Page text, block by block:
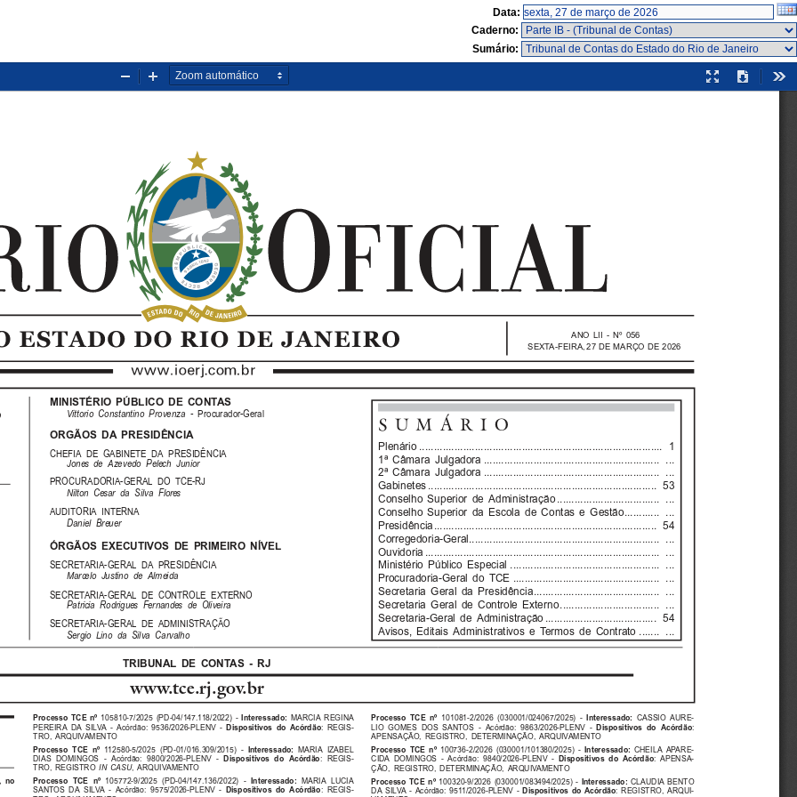
Data:
Caderno:
Sumário:
Modo
de
Download
Diminuir
zoom
Aumentar
zoom
ANO  LII  -  Nº  056
S E X TA - F E I R A , 27  DE  MARÇO  DE  2026
TRIBUNAL  DE  CONTAS  -  RJ
www.tce.rj.gov.br
MINISTÉRIO  PÚBLICO  DE  CONTAS
Vittorio  Constantino  Provenza  - Procurador-Geral
ORGÃOS  DA  PRESIDÊNCIA
CHEFIA DE GABINETE DA PRESIDÊNCIA
Jones  de  Azevedo  Pelech  Junior
PROCURADORIA-GERAL DO TCE-RJ
Nilton  Cesar  da  Silva  Flores
AUDITORIA INTERNA
Daniel  Breuer
ÓRGÃOS  EXECUTIVOS  DE  PRIMEIRO  NÍVEL
SECRETARIA-GERAL DA PRESIDÊNCIA
Marcelo  Justino  de  Almeida
SECRETARIA-GERAL DE CONTROLE EXTERNO
Patricia  Rodrigues  Fernandes  de  Oliveira
SECRETARIA-GERAL DE ADMINISTRAÇÃO
Sergio  Lino  da  Silva  Carvalho
SUMÁRIO
Plenário ...................................................................................  1
1ª  Câmara  Julgadora ............................................................   ...
2ª  Câmara  Julgadora ............................................................   ...
Gabinetes ..............................................................................   53
Conselho  Superior  de  Administração ...................................   ...
Conselho  Superior  da  Escola  de  Contas  e  Gestão............   ...
Presidência ............................................................................   54
Corregedoria-Geral
Ouvidoria ................................................................................   ...
Ministério  Público  Especial ...................................................   ...
Procuradoria-Geral  do  TCE ..................................................   ...
Secretaria  Geral  da  Presidência...........................................   ...
Secretaria  Geral  de  Controle  Externo ..................................   ...
Secretaria-Geral  de  Administração ......................................   54
Avisos,  Editais  Administrativos  e  Termos  de  Contrato .......   ...
no
Processo  TCE  nº 105810-7/2025  (PD-04/147.118/2022)  - Interessado: MARCIA  REGINA
PEREIRA  DA  SILVA  -  Acórdão:  9536/2026-PLENV  - Dispositivos  do  Acórdão:  REGIS-
TRO,  ARQUIVAMENTO
Processo  TCE  nº
112580-5/2025  (PD-01/016.309/2015)  - Interessado: MARIA  IZABEL
DIAS  DOMINGOS  -  Acórdão:  9800/2026-PLENV  - Dispositivos  do  Acórdão:  REGIS-
TRO,  REGISTRO IN CASU,  ARQUIVAMENTO
Processo  TCE  nº
105772-9/2025  (PD-04/147.136/2022)  - Interessado: MARIA  LUCIA
SANTOS  DA  SILVA  -  Acórdão:  9575/2026-PLENV  -
Dispositivos  do  Acórdão:  REGIS-
Processo  TCE  nº 101081-2/2026  (030001/024067/2025)  - Interessado: CASSIO  AURE-
LIO  GOMES  DOS  SANTOS  -  Acórdão:  9863/2026-PLENV  - Dispositivos  do  Acórdão:
APENSAÇÃO,  REGISTRO,  DETERMINAÇÃO,  ARQUIVAMENTO
Processo  TCE  nº 100736-2/2026  (030001/101380/2025)  - Interessado: CHEILA  APARE-
CIDA  DOMINGOS  -  Acórdão:  9840/2026-PLENV  - Dispositivos  do  Acórdão:  APENSA-
ÇÃO,  REGISTRO,  DETERMINAÇÃO,  ARQUIVAMENTO
Processo  TCE  nº 100320-9/2026  (030001/083494/2025)  - Interessado: CLAUDIA  BENTO
DA  SILVA  -  Acórdão:  9511/2026-PLENV  - Dispositivos  do  Acórdão:  REGISTRO,  ARQUI-